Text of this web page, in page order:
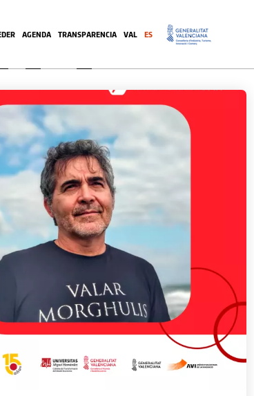
AGENDA TRANSPARENCIA .
VAL ES